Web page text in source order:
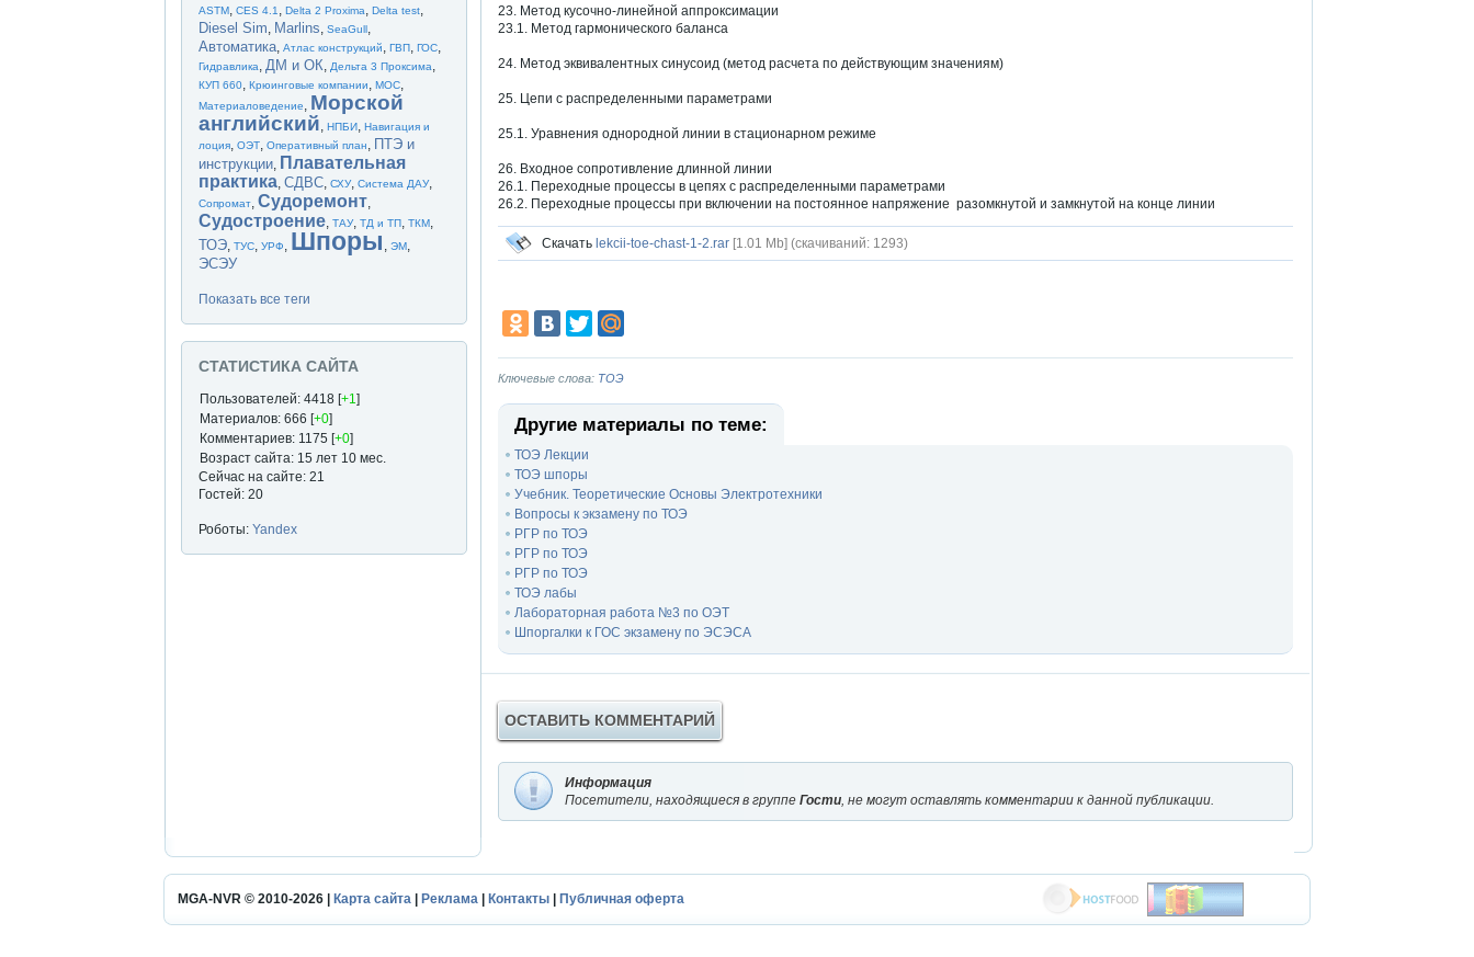
23. Метод кусочно-линейной аппроксимации
23.1. Метод гармонического баланса
24. Метод эквивалентных синусоид (метод расчета по действующим значениям)
25. Цепи с распределенными параметрами
25.1. Уравнения однородной линии в стационарном режиме
26. Входное сопротивление длинной линии
26.1. Переходные процессы в цепях с распределенными параметрами
26.2. Переходные процессы при включении на постоянное напряжение разомкнутой и замкнутой на конце линии
Скачать lekcii-toe-chast-1-2.rar [1.01 Mb] (cкачиваний: 1293)
Ключевые слова: ТОЭ
Другие материалы по теме:
ТОЭ Лекции
ТОЭ шпоры
Учебник. Теоретические Основы Электротехники
Вопросы к экзамену по ТОЭ
РГР по ТОЭ
РГР по ТОЭ
РГР по ТОЭ
ТОЭ лабы
Лабораторная работа №3 по ОЭТ
Шпоргалки к ГОС экзамену по ЭСЭСА
ОСТАВИТЬ КОММЕНТАРИЙ
Информация
Посетители, находящиеся в группе Гости , не могут оставлять комментарии к данной публикации.
ASTM, CES 4.1 , Delta 2 Proxima, Delta test,
Diesel Sim, Marlins, SeaGull,
Автоматика, Атлас конструкций, ГВП, ГОС,
Гидравлика, ДМ и ОК, Дельта 3 Проксима,
КУП 660, Крюинговые компании, МОС,
Материаловедение, Морской
английский, НПБИ, Навигация и
лоция, ОЭТ, Оперативный план, ПТЭ и
инструкции, Плавательная
практика, СДВС, СХУ, Система ДАУ,
Сопромат, Судоремонт,
Судостроение, ТАУ, ТД и ТП, ТКМ,
ТОЭ, ТУС, УРФ, Шпоры , ЭМ,
ЭСЭУ
Показать все теги
СТАТИСТИКА САЙТА
Пользователей: 4418 [+1]
Материалов: 666 [+0]
Комментариев: 1175 [+0]
Возраст сайта: 15 лет 10 мес.
Сейчас на сайте: 21
Гостей: 20
Роботы: Yandex
MGA-NVR © 2010-2026 | Карта сайта | Реклама | Контакты | Публичная оферта